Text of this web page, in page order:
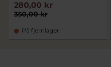
350,00 kr
280,00 kr
På fjernlager